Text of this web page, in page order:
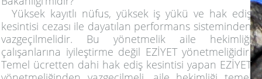
Yüksek kayıtlı nüfus, yüksek iş yükü ve hak ediş
kesintisi cezası ile dayatılan performans sisteminden
vazgeçilmelidir. Bu yönetmelik aile hekimliği
çalışanlarına iyileştirme değil EZİYET yönetmeliğidir.
Temel ücretten dahi hak ediş kesintisi yapan EZİYET